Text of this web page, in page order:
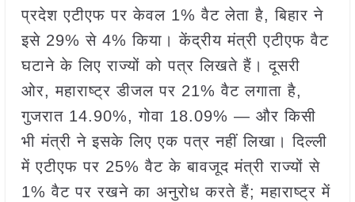
प्रदेश एटीएफ पर केवल 1% वैट लेता है, बिहार ने
इसे 29% से 4% किया। केंद्रीय मंत्री एटीएफ वैट
घटाने के लिए राज्यों को पत्र लिखते हैं। दूसरी
ओर, महाराष्ट्र डीजल पर 21% वैट लगाता है,
गुजरात 14.90%, गोवा 18.09% — और किसी
भी मंत्री ने इसके लिए एक पत्र नहीं लिखा। दिल्ली
में एटीएफ पर 25% वैट के बावजूद मंत्री राज्यों से
1% वैट पर रखने का अनुरोध करते हैं; महाराष्ट्र में